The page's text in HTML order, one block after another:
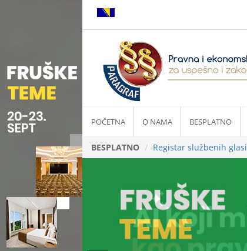
POČETNA O NAMA BESPLATNO
BESPLATNO Registar službenih